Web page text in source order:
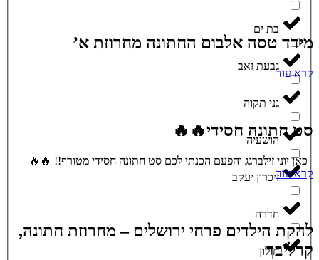
בת ים
גבעת זאב
גני תקוה
הושעיה
זיכרון יעקב
חדרה
חולון
מידד טסה אלבום החתונה מחרוזת א’
קרא עוד
סט חתונה חסידי🔥🔥
כאן יוני זילברגג והפעם הכנתי לכם סט חתונה חסידי מטורף!! 🔥🔥
קרא עוד
להקת הילדים פרחי ירושלים – מחרוזת חתונה,
קרליבך